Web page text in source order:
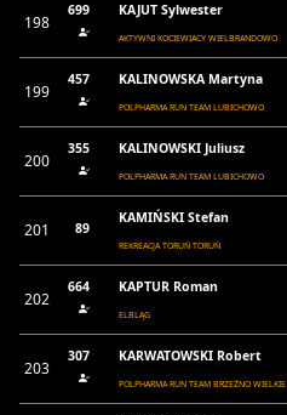
198
699 KAJUT Sylwester
AKTYWNI KOCIEWIACY WIELBRANDOWO
199
457 KALINOWSKA Martyna
POLPHARMA RUN TEAM LUBICHOWO
200
355 KALINOWSKI Juliusz
POLPHARMA RUN TEAM LUBICHOWO
201 89
KAMIŃSKI Stefan
REKREACJA TORUŃ TORUŃ
202
664 KAPTUR Roman
ELBLĄG
203
307 KARWATOWSKI Robert
POLPHARMA RUN TEAM BRZEŹNO WIELKIE